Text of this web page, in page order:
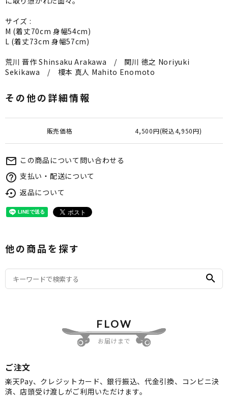
サイズ :
M (着丈70cm 身幅54cm)
L (着丈73cm 身幅57cm)
荒川 晋作 Shinsaku Arakawa / 関川 徳之 Noriyuki
Sekikawa / 榎本 真人 Mahito Enomoto
その他の詳細情報
販売価格 4,500円(税込4,950円)
mail_outline この商品について問い合わせる
help_outline 支払い・配送について
settings_backup_restore 返品について
他の商品を探す
search
FLOW
お届けまで
ご注文
楽天Pay、クレジットカード、銀行振込、代金引換、コンビニ決
済、店頭受け渡しがご利用いただけます。